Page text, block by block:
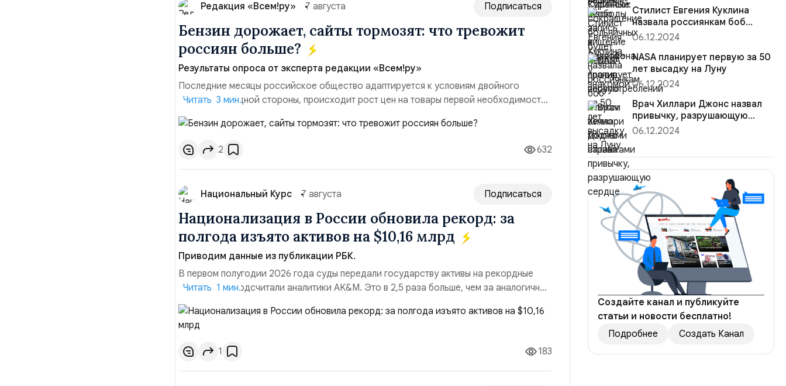
Редакция «Всем!ру» 7 августа Подписаться
Бензин дорожает, сайты тормозят: что тревожит
россиян больше?
Результаты опроса от эксперта редакции «Всем!ру»
Последние месяцы российское общество адаптируется к условиям двойного
давления. С одной стороны, происходит рост цен на товары первой необходимости,
инфляция и локальные сбои в поставках бензина. А с другой – технологическая
турбулентность: перебои в работе интернета, блокировки сайтов, необходимость
осваивать VPN и российские платформы.Что из этого бье...
Читать 3 мин.
2 632
Национальный Курс 7 августа Подписаться
Национализация в России обновила рекорд: за
полгода изъято активов на $10,16 млрд
Приводим данные из публикации РБК.
В первом полугодии 2026 года суды передали государству активы на рекордные
$10,16 млрд, подсчитали аналитики AK&M. Это в 2,5 раза больше, чем за аналогичный
период 2025 года ($3,95 млрд). Всего зафиксировано 15 национализационных
транзакций, которые обеспечили 42,2% денежного объёма всего российского рынка
слияний и поглощений. Крупнейшей ...
Читать 1 мин.
1 183
Стилист Евгения Куклина
назвала россиянкам боб
и пикси вечно модными
06.12.2024
NASA планирует первую за 50
лет высадку на Луну
06.12.2024
Врач Хиллари Джонс назвал
привычку, разрушающую
сердце
06.12.2024
Создайте канал и публикуйте
статьи и новости бесплатно!
Подробнее
Создать Канал